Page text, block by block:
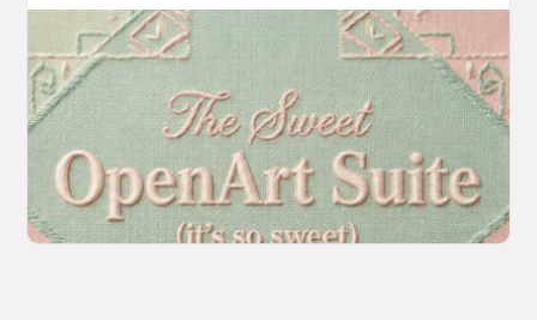
Introducing OpenArt Suite: Create
Without the Chaos
Every tool you need, finally in one place. We
fundamentally rearchitected the OpenArt
creation experience so your workflow finally
moves as fast as your ideas do.
March 20, 2026